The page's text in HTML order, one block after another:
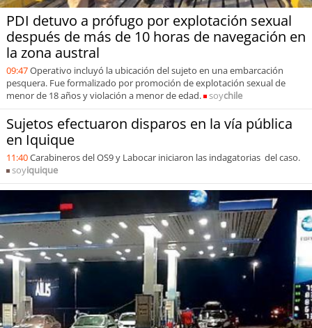
PDI detuvo a prófugo por explotación sexual
después de más de 10 horas de navegación en
la zona austral
09:47Operativo incluyó la ubicación del sujeto en una embarcación
pesquera. Fue formalizado por promoción de explotación sexual de
menor de 18 años y violación a menor de edad.
soychile
Sujetos efectuaron disparos en la vía pública
en Iquique
11:40Carabineros del OS9 y Labocar iniciaron las indagatorias del caso.
soyiquique